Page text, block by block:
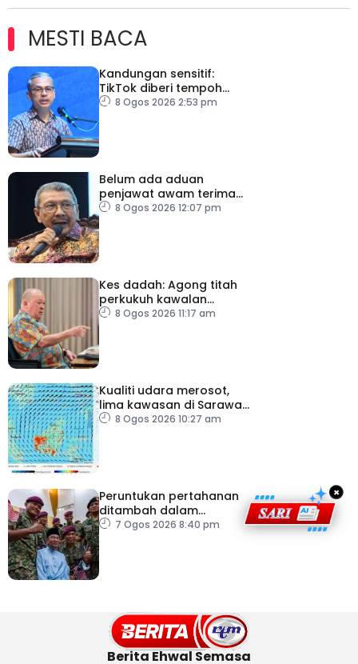
MESTI BACA
Kandungan sensitif:
TikTok diberi tempoh
perkukuh sistem
8 Ogos 2026 2:53 pm
Belum ada aduan
penjawat awam terima
tekanan daripada ahli
8 Ogos 2026 12:07 pm
Kes dadah: Agong titah
perkukuh kawalan
lapangan terbang, pintu
8 Ogos 2026 11:17 am
Kualiti udara merosot,
lima kawasan di Sarawak
catat IPU tidak sihat
8 Ogos 2026 10:27 am
Peruntukan pertahanan
ditambah dalam
Belanjawan 2027
7 Ogos 2026 8:40 pm
×
Berita Ehwal Semasa